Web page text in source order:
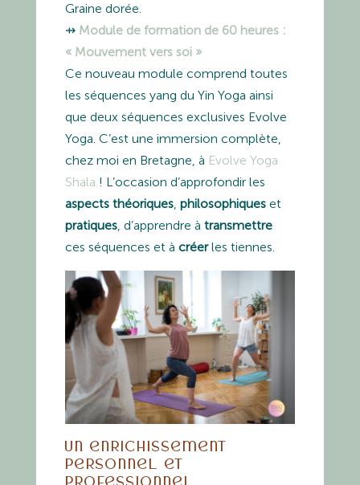
Graine dorée.
⇸ Module de formation de 60 heures :
« Mouvement vers soi »
Ce nouveau module comprend toutes
les séquences yang du Yin Yoga ainsi
que deux séquences exclusives Evolve
Yoga. C’est une immersion complète,
chez moi en Bretagne, à Evolve Yoga
Shala ! L’occasion d’approfondir les
aspects théoriques, philosophiqueset
pratiques, d’apprendre à transmettre
ces séquences et à créerles tiennes.
Un enrichissement
personnel et
professionnel